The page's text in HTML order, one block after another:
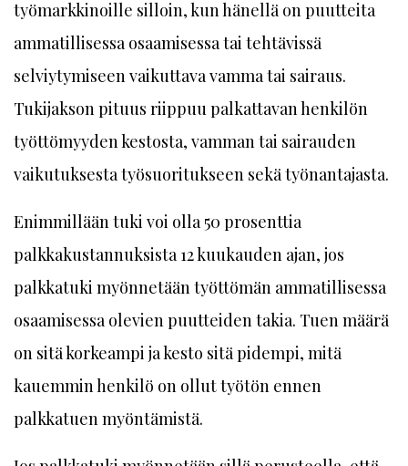
työmarkkinoille silloin, kun hänellä on puutteita
ammatillisessa osaamisessa tai tehtävissä
selviytymiseen vaikuttava vamma tai sairaus.
Tukijakson pituus riippuu palkattavan henkilön
työttömyyden kestosta, vamman tai sairauden
vaikutuksesta työsuoritukseen sekä työnantajasta.
Enimmillään tuki voi olla 50 prosenttia
palkkakustannuksista 12 kuukauden ajan, jos
palkkatuki myönnetään työttömän ammatillisessa
osaamisessa olevien puutteiden takia. Tuen määrä
on sitä korkeampi ja kesto sitä pidempi, mitä
kauemmin henkilö on ollut työtön ennen
palkkatuen myöntämistä.